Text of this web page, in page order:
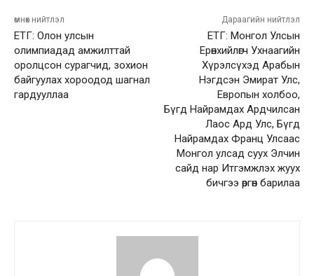
өмнөх нийтлэл
ЕТГ: Олон улсын
олимпиадад амжилттай
оролцсон сурагчид, зохион
байгуулах хороодод шагнал
гардууллаа
Дараагийн нийтлэл
ЕТГ: Монгол Улсын
Ерөнхийлөгч Ухнаагийн
Хүрэлсүхэд Арабын
Нэгдсэн Эмират Улс,
Европын холбоо,
Бүгд Найрамдах Ардчилсан
Лаос Ард Улс, Бүгд
Найрамдах Франц Улсаас
Монгол улсад суух Элчин
сайд нар Итгэмжлэх жуух
бичгээ өргөн барилаа